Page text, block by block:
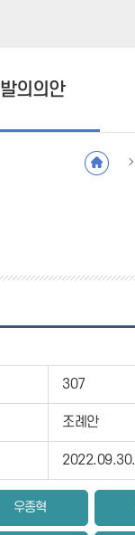
발의의안
307
조례안
2022.09.30.
우종혁